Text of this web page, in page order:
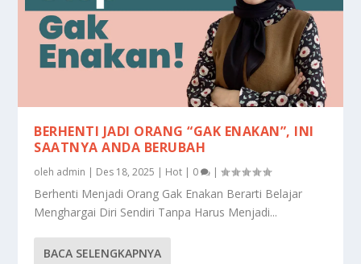
BERHENTI JADI ORANG “GAK ENAKAN”, INI
SAATNYA ANDA BERUBAH
oleh admin | Des 18, 2025 | Hot | 0 |
Berhenti Menjadi Orang Gak Enakan Berarti Belajar
Menghargai Diri Sendiri Tanpa Harus Menjadi...
BACA SELENGKAPNYA